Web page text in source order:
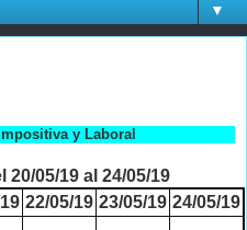
▼
y Laboral
05/19 al 24/05/19
22/05/19 23/05/19 24/05/19